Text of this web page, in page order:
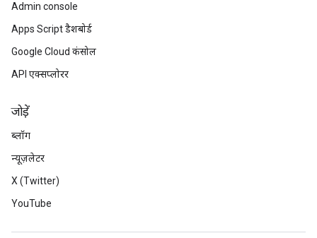
Admin console
Apps Script डैशबोर्ड
Google Cloud कंसोल
API एक्सप्लोरर
जोड़ें
ब्लॉग
न्यूज़लेटर
X (Twitter)
YouTube